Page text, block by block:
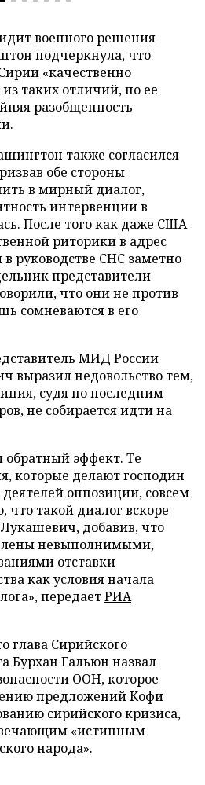
военного решения
подчеркнула, что
«качественно
таких отличий, по ее
разобщенность
также согласился
обе стороны
в мирный диалог,
интервенции в
После того как даже США
риторики в адрес
руководстве СНС заметно
представители
что они не против
сомневаются в его
МИД России
выразил недовольство тем,
судя по последним
не собирается идти на
эффект. Те
которые делают господин
оппозиции, совсем
что такой диалог вскоре
Лукашевич, добавив, что
невыполнимыми,
отставки
как условия начала
передаетРИА
глава Сирийского
Бурхан Гальюн назвал
ООН, которое
предложений Кофи
сирийского кризиса,
«истинным
народа».